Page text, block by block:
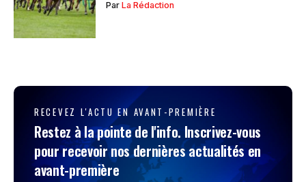
Par La Rédaction
RECEVEZ L'ACTU EN AVANT-PREMIÈRE
Restez à la pointe de l'info. Inscrivez-vous
pour recevoir nos dernières actualités en
avant-première